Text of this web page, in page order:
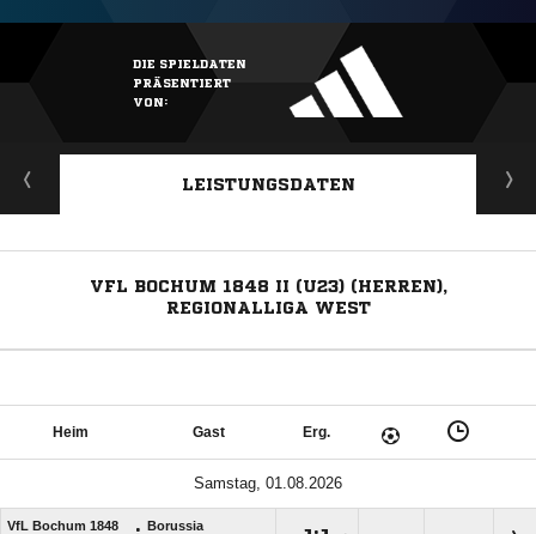
DIE SPIELDATEN
PRÄSENTIERT
VON:
LEISTUNGSDATEN
VFL BOCHUM 1848 II (U23) (HERREN),
REGIONALLIGA WEST
Heim Gast Erg.
Samstag, 01.08.2026
VfL Bochum 1848
Borussia